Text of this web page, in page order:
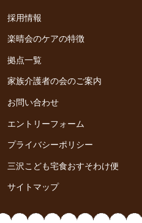
採用情報
楽晴会のケアの特徴
拠点一覧
家族介護者の会のご案内
お問い合わせ
エントリーフォーム
プライバシーポリシー
三沢こども宅食おすそわけ便
サイトマップ